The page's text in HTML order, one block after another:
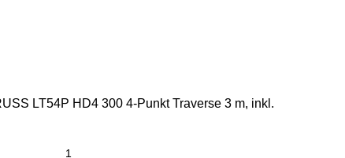
LT54P HD4 300 4-Punkt Traverse 3 m, inkl.